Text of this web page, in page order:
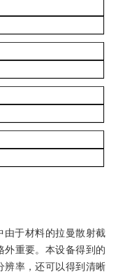
由于材料的拉曼散射截
外重要。本设备得到的
辨率，还可以得到清晰